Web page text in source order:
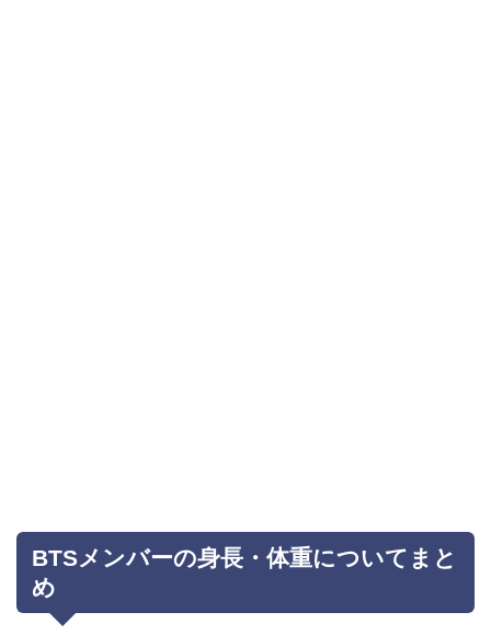
BTSメンバーの身長・体重についてまと
め